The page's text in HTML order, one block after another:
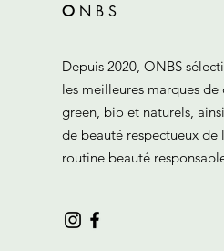
O N B S
Depuis 2020, ONBS
les meilleures marques de
green, bio et naturels,
de beauté respectueux de
routine beauté